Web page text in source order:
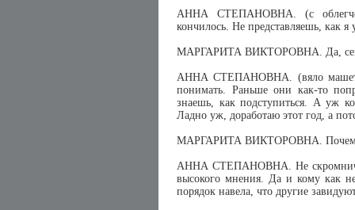
АННА СТЕПАНОВНА. (с
кончилось. Не представляешь, как я
МАРГАРИТА ВИКТОРОВНА. Да,
АННА СТЕПАНОВНА. (вяло машет
понимать. Раньше они как-то
знаешь, как подступиться. А уж
Ладно уж, доработаю этот год, а
МАРГАРИТА ВИКТОРОВНА. Почему
АННА СТЕПАНОВНА. Не
высокого мнения. Да и кому как
порядок навела, что другие